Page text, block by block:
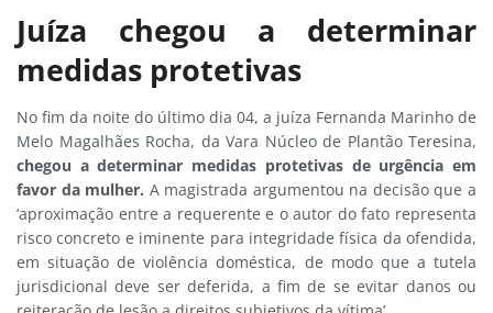
Juíza chegou a determinar
medidas protetivas
No fim da noite do último dia 04, a juíza Fernanda Marinho de
Melo Magalhães Rocha, da Vara Núcleo de Plantão Teresina,
chegou a determinar medidas protetivas de urgência em
favor da mulher. A magistrada argumentou na decisão que a
‘aproximação entre a requerente e o autor do fato representa
risco concreto e iminente para integridade física da ofendida,
em situação de violência doméstica, de modo que a tutela
jurisdicional deve ser deferida, a fim de se evitar danos ou